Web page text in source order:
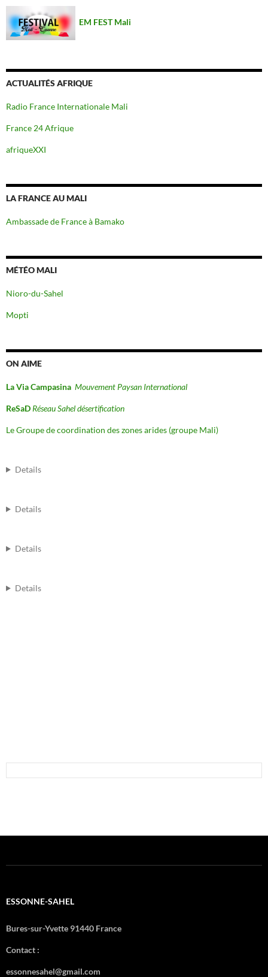
EM FEST Mali
ACTUALITÉS AFRIQUE
Radio France Internationale Mali
France 24 Afrique
afriqueXXI
LA FRANCE AU MALI
Ambassade de France à Bamako
MÉTÉO MALI
Nioro-du-Sahel
Mopti
ON AIME
La Via Campasina Mouvement Paysan International
ReSaD Réseau Sahel désertification
Le Groupe de coordination des zones arides (groupe Mali)
Details
Details
Details
Details
ESSONNE-SAHEL
Bures-sur-Yvette 91440 France
Contact :
essonnesahel@gmail.com